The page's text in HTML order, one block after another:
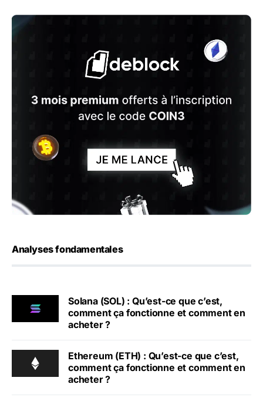
Analyses fondamentales
Solana (SOL) : Qu’est-ce que c’est,
comment ça fonctionne et comment en
acheter ?
Ethereum (ETH) : Qu’est-ce que c’est,
comment ça fonctionne et comment en
acheter ?